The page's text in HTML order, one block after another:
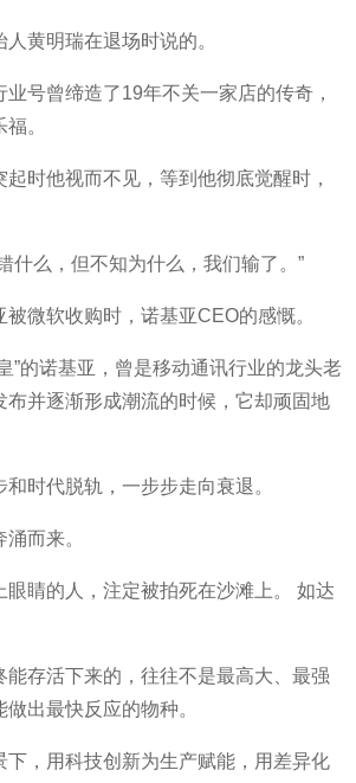
黄明瑞在退场时说的。
业号曾缔造了19年不关一家店的传奇，
。
起时他视而不见，等到他彻底觉醒时，
什么，但不知为什么，我们输了。”
被微软收购时，诺基亚CEO的感慨。
”的诺基亚，曾是移动通讯行业的龙头老
布并逐渐形成潮流的时候，它却顽固地
时代脱轨，一步步走向衰退。
而来。
眼睛的人，注定被拍死在沙滩上。 如达
能存活下来的，往往不是最高大、最强
出最快反应的物种。
下，用科技创新为生产赋能，用差异化